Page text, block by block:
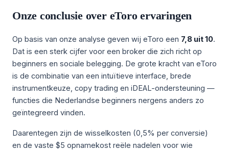
Onze conclusie over eToro ervaringen
Op basis van onze analyse geven wij eToro een 7,8 uit 10.
Dat is een sterk cijfer voor een broker die zich richt op
beginners en sociale belegging. De grote kracht van eToro
is de combinatie van een intuïtieve interface, brede
instrumentkeuze, copy trading en iDEAL-ondersteuning —
functies die Nederlandse beginners nergens anders zo
geïntegreerd vinden.
Daarentegen zijn de wisselkosten (0,5% per conversie)
en de vaste $5 opnamekost reële nadelen voor wie